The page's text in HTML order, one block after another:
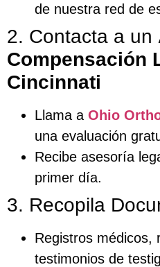
de nuestra red de
2. Contacta a un
Compensación
Cincinnati
Llama a Ohio
una evaluación
Recibe asesoría
primer día.
3. Recopila
Registros médicos,
testimonios de